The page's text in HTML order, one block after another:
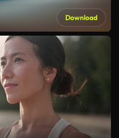
Download